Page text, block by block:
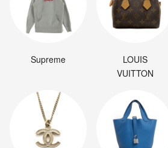
Supreme
LOUIS
VUITTON